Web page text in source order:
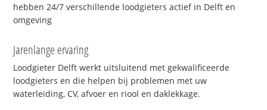
hebben 24/7 verschillende loodgieters actief in Delft en
omgeving
Jarenlange ervaring
Loodgieter Delft werkt uitsluitend met gekwalificeerde
loodgieters en die helpen bij problemen met uw
waterleiding, CV, afvoer en riool en daklekkage.